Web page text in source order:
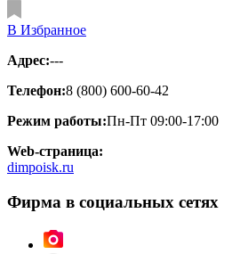
В Избранное
Адрес:---
Телефон:8 (800) 600-60-42
Режим работы:Пн-Пт 09:00-17:00
Web-страница:
dimpoisk.ru
Фирма в социальных сетях